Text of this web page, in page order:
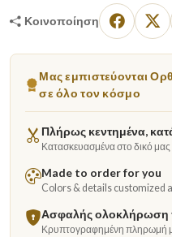
Κοινοποίηση
Μας εμπιστεύονται
σε όλο τον κόσμο
Πλήρως κεντημένα,
Κατασκευασμένα στο δικό μας
Made to order for you
Colors & details customized
Ασφαλής ολοκλήρωση
Κρυπτογραφημένη πληρωμή